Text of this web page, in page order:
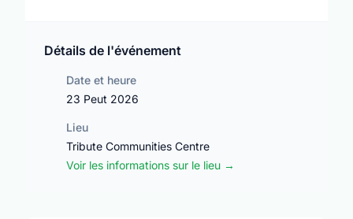
Détails de l'événement
Date et heure
23 Peut 2026
Lieu
Tribute Communities Centre
Voir les informations sur le lieu →